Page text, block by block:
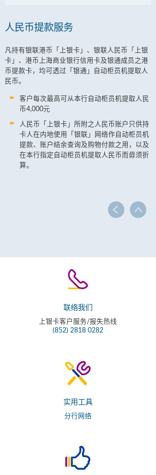
人民币提款服务
凡持有银联港币「上银卡」、银联人民币「上银
卡」、港币上海商业银行信用卡及银通成员之港
币提款卡，均可透过「银通」自动柜员机提取人
民币。
客户每次最高可从本行自动柜员机提取人民
币4,000元
人民币「上银卡」所附之人民币账户只供持
卡人在内地使用「银联」网络作自动柜员机
提款、账户结余查询及购物付款之用，以及
在本行指定自动柜员机提取人民币而毋须折
算。
联络我们
上银卡客户服务/报失热线
(852) 2818 0282
实用工具
分行网络